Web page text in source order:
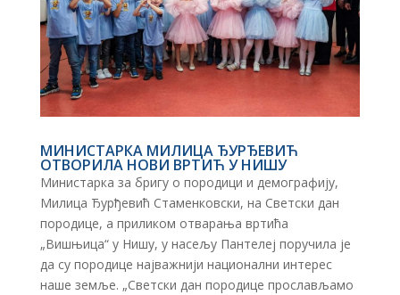
МИНИСТАРКА МИЛИЦА ЂУРЂЕВИЋ
ОТВОРИЛА НОВИ ВРТИЋ У НИШУ
Министарка за бригу о породици и демографију,
Милица Ђурђевић Стаменковски, на Светски дан
породице, а приликом отварања вртића
„Вишњица“ у Нишу, у насељу Пантелеј поручила је
да су породице најважнији национални интерес
наше земље. „Светски дан породице прослављамо